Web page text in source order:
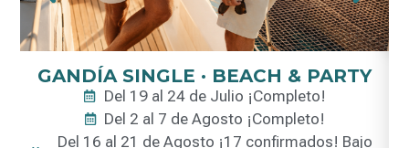
GANDÍA SINGLE · BEACH & PARTY
Del 19 al 24 de Julio ¡Completo!
Del 2 al 7 de Agosto ¡Completo!
Del 16 al 21 de Agosto ¡17 confirmados! Bajo